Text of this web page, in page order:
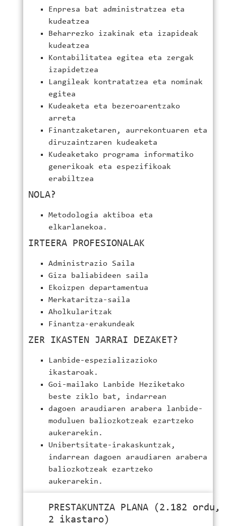
Enpresa bat administratzea eta
kudeatzea
Beharrezko izakinak eta izapideak
kudeatzea
Kontabilitatea egitea eta zergak
izapidetzea
Langileak kontratatzea eta nominak
egitea
Kudeaketa eta bezeroarentzako
arreta
Finantzaketaren, aurrekontuaren eta
diruzaintzaren kudeaketa
Kudeaketako programa informatiko
generikoak eta espezifikoak
erabiltzea
NOLA?
Metodologia aktiboa eta
elkarlanekoa.
IRTEERA PROFESIONALAK
Administrazio Saila
Giza baliabideen saila
Ekoizpen departamentua
Merkataritza-saila
Aholkularitzak
Finantza-erakundeak
ZER IKASTEN JARRAI DEZAKET?
Lanbide-espezializazioko
ikastaroak.
Goi-mailako Lanbide Heziketako
beste ziklo bat, indarrean
dagoen araudiaren arabera lanbide-
moduluen baliozkotzeak ezartzeko
aukerarekin.
Unibertsitate-irakaskuntzak,
indarrean dagoen araudiaren arabera
baliozkotzeak ezartzeko
aukerarekin.
PRESTAKUNTZA PLANA (2.182 ordu,
2 ikastaro)